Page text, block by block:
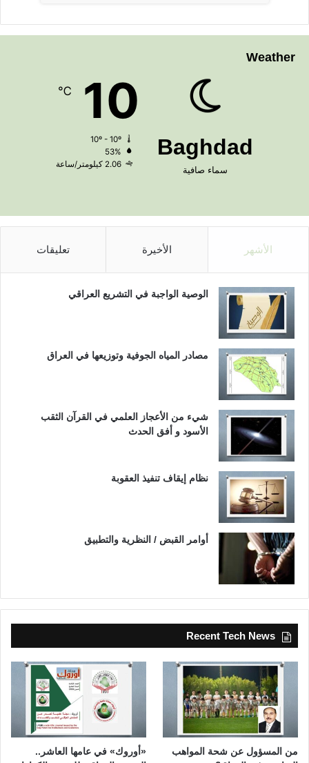
Weather
Baghdad
سماء صافية
10
℃
53%
2.06 كيلومتر/ساعة
الأشهر الأخيرة تعليقات
الوصية الواجبة في التشريع العراقي
مصادر المياه الجوفية وتوزيعها في العراق
شيء من الأعجاز العلمي في القرآن الثقب
الأسود و أفق الحدث
نظام إيقاف تنفيذ العقوبة
أوامر القبض / النظرية والتطبيق
Recent Tech News
من المسؤول عن شحة المواهب
«أوروك» في عامها العاشر..